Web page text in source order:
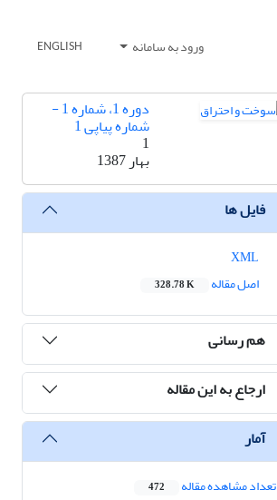
ورود به سامانه ENGLISH
دوره 1، شماره 1 -
شماره پیاپی 1
1
بهار 1387
فایل ها
اصل مقاله
328.78 K
هم رسانی
ارجاع به این مقاله
آمار
تعداد مشاهده مقاله 472